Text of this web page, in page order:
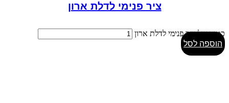
ציר פנימי לדלת ארון
כמות של ציר פנימי לדלת ארון
הוספה לסל